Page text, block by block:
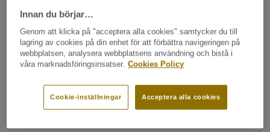
Namn*
Efternamn*
Innan du börjar…
Genom att klicka på "acceptera alla cookies" samtycker du till
lagring av cookies på din enhet för att förbättra navigeringen på
webbplatsen, analysera webbplatsens användning och bistå i
våra marknadsföringsinsatser. Cookies Policy
Acceptera alla cookies
Cookie-inställningar